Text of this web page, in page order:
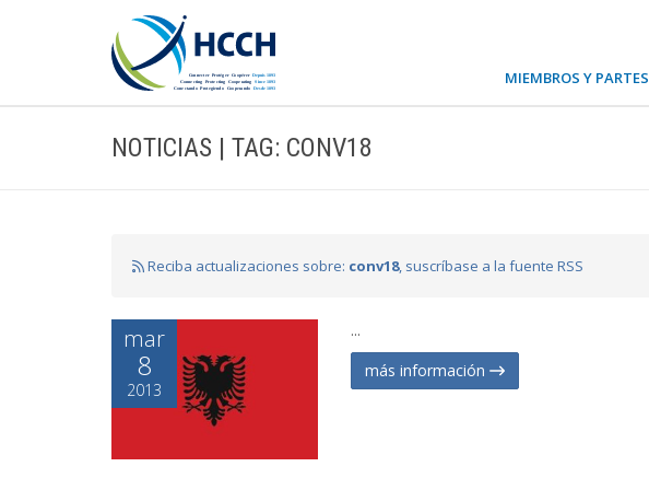
MIEMBROS Y PARTES
NOTICIAS | TAG: CONV18
Reciba actualizaciones sobre: conv18, suscríbase a la fuente RSS
mar
8
2013
...
más información